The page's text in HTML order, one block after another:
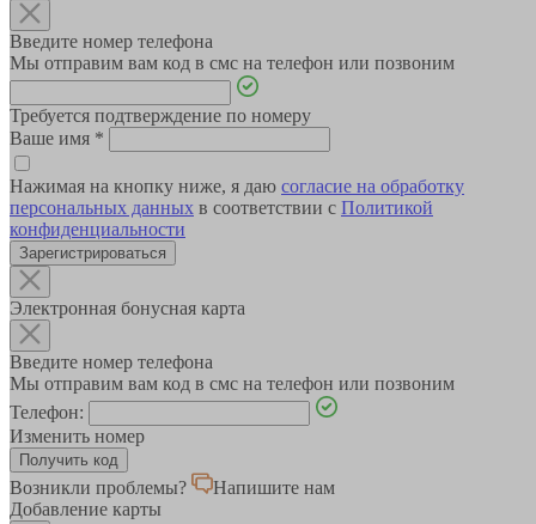
Введите номер телефона
Мы отправим вам код в смс на телефон или позвоним
Требуется подтверждение по номеру
Ваше имя *
Нажимая на кнопку ниже, я даю согласие на обработку
персональных данных в соответствии с Политикой
конфиденциальности
Зарегистрироваться
Электронная бонусная карта
Введите номер телефона
Мы отправим вам код в смс на телефон или позвоним
Телефон:
Изменить номер
Возникли проблемы?
Напишите нам
Добавление карты